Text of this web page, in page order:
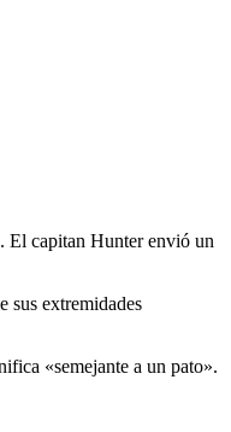
. El capitan Hunter envió un
sus extremidades
«semejante a un pato».